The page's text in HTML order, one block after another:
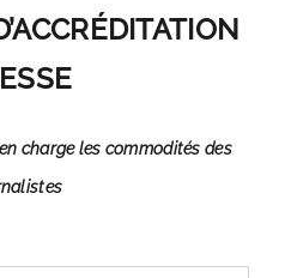
in Chad
charge les commodités des